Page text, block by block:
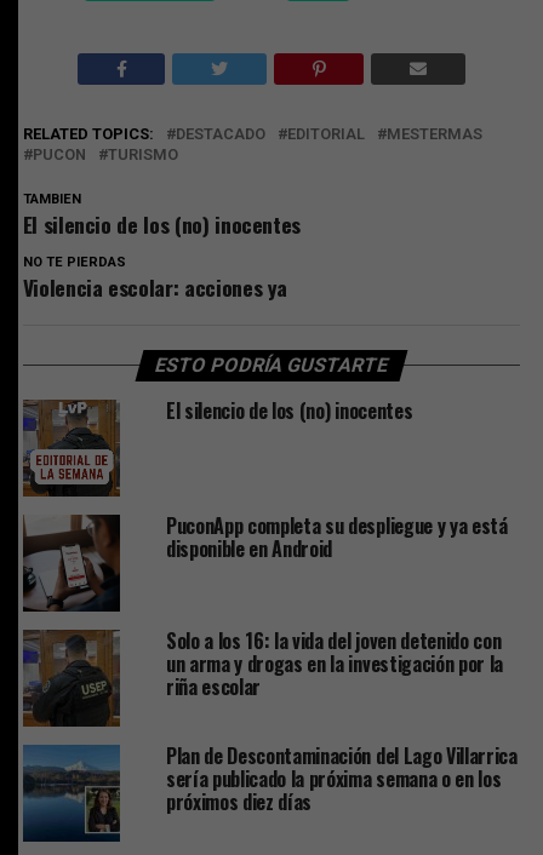
RELATED TOPICS: DESTACADO EDITORIAL
MESTERMAS
PUCON
TURISMO
TAMBIEN
El silencio de los (no) inocentes
NO TE PIERDAS
Violencia escolar: acciones ya
ESTO PODRÍA GUSTARTE
El silencio de los (no) inocentes
PuconApp completa su despliegue y ya está
disponible en Android
Solo a los 16: la vida del joven detenido con
un arma y drogas en la investigación por la
riña escolar
Plan de Descontaminación del Lago Villarrica
sería publicado la próxima semana o en los
próximos diez días